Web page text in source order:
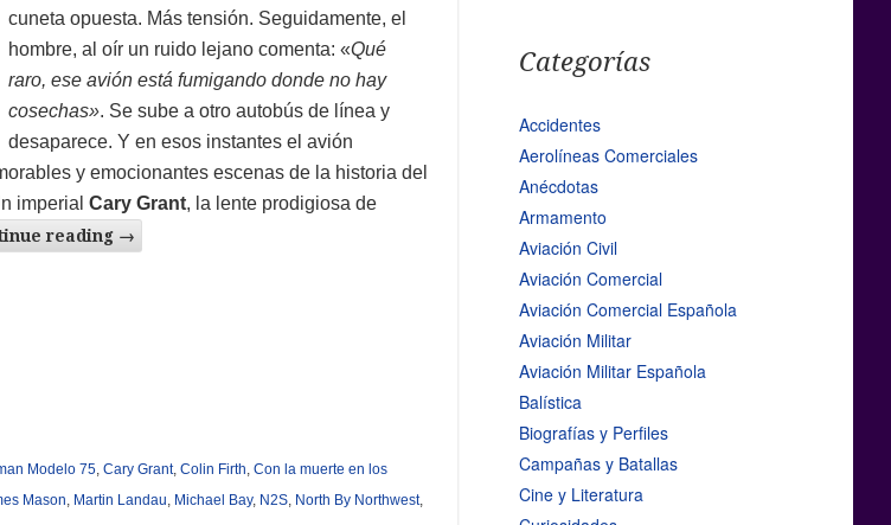
cuneta opuesta. Más tensión. Seguidamente, el
hombre, al oír un ruido lejano comenta: «Qué
raro, ese avión está fumigando donde no hay
cosechas». Se sube a otro autobús de línea y
desaparece. Y en esos instantes el avión
y emocionantes escenas de la historia del
imperial Cary Grant, la lente prodigiosa de
reading →
Modelo 75, Cary Grant, Colin Firth, Con la muerte en los
Mason, Martin Landau, Michael Bay, N2S, North By Northwest,
Categorías
Accidentes
Aerolíneas Comerciales
Anécdotas
Armamento
Aviación Civil
Aviación Comercial
Aviación Comercial Española
Aviación Militar
Aviación Militar Española
Balística
Biografías y Perfiles
Campañas y Batallas
Cine y Literatura